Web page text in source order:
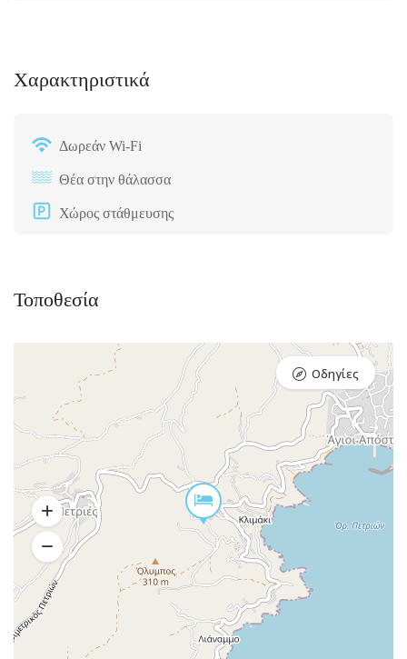
Χαρακτηριστικά
Δωρεάν Wi-Fi
Θέα στην θάλασσα
Χώρος στάθμευσης
Τοποθεσία
Οδηγίες